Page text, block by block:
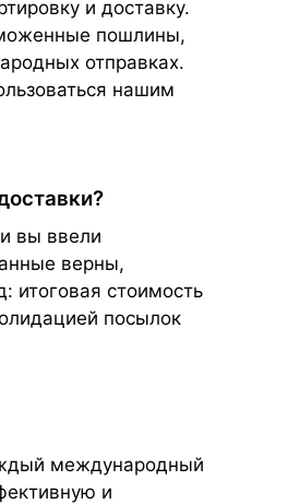
и доставку.
пошлины,
отправках.
нашим
вы ввели
верны,
итоговая стоимость
посылок
международный
и